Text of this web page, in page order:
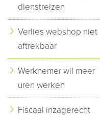
dienstreizen
Verlies webshop niet
aftrekbaar
Werknemer wil meer
uren werken
Fiscaal inzagerecht